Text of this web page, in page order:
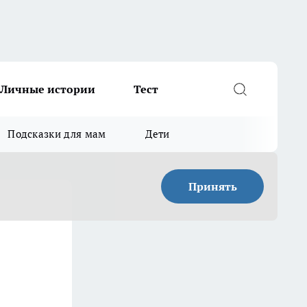
Личные истории Тест
Подсказки для мам Дети
Принять